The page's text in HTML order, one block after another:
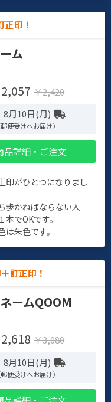
正印！
ム
2,057 ￥2,420
8月10日(月)
便受けへお届け）
品詳細・ご注文
印がひとつになりまし
歩かねばならない人
本でOKです。
は朱色です。
訂正印！
ームQOOM
2,618 ￥3,080
8月10日(月)
便受けへお届け）